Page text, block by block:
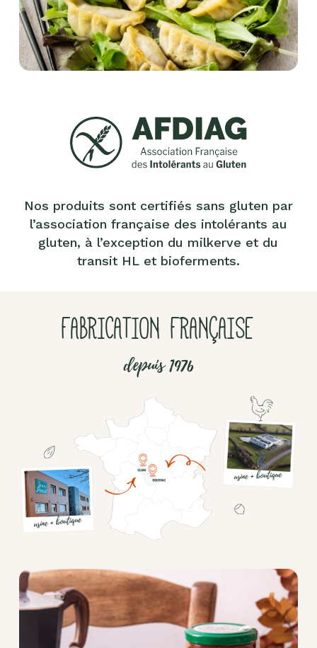
Nos produits sont certifiés sans gluten par
l’association française des intolérants au
gluten, à l’exception du milkerve et du
transit HL et bioferments.
FABRICATION FRANÇAISE
depuis 1976
culinaires
Boisson
poudre
Fruits
secs
Mélanges
apéritifs
Tartinables
apéritifs